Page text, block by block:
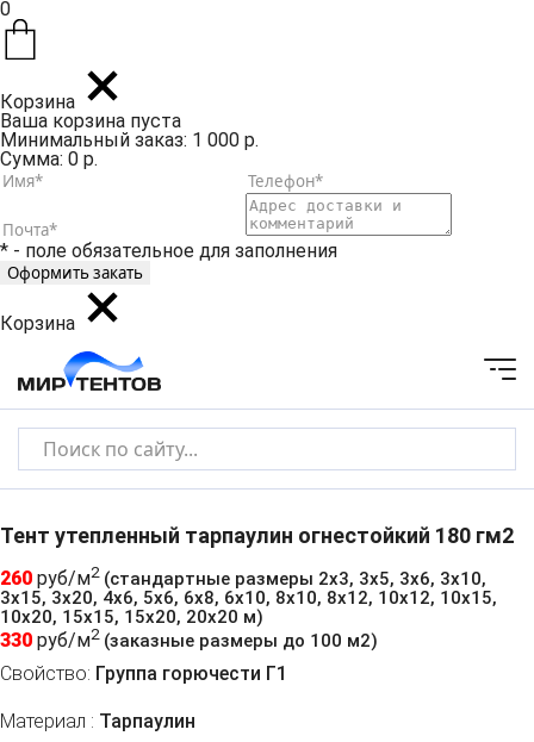
0
Корзина
Ваша корзина пуста
Минимальный заказ: 1 000 р.
Сумма: 0 р.
* - поле обязательное для заполнения
Корзина
Тент утепленный тарпаулин огнестойкий 180 гм2
260 руб/м2 (стандартные размеры 2х3, 3х5, 3х6, 3х10,
3х15, 3х20, 4х6, 5х6, 6х8, 6х10, 8х10, 8х12, 10х12, 10х15,
10х20, 15х15, 15х20, 20х20 м)
330 руб/м2 (заказные размеры до 100 м2)
Свойство: Группа горючести Г1
Материал : Тарпаулин